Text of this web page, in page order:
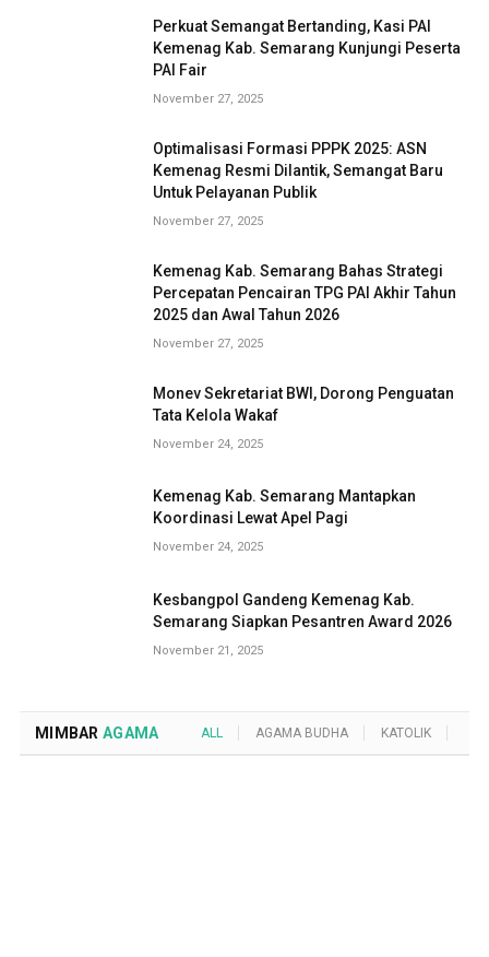
Perkuat Semangat Bertanding, Kasi PAI
Kemenag Kab. Semarang Kunjungi Peserta
PAI Fair
November 27, 2025
Optimalisasi Formasi PPPK 2025: ASN
Kemenag Resmi Dilantik, Semangat Baru
Untuk Pelayanan Publik
November 27, 2025
Kemenag Kab. Semarang Bahas Strategi
Percepatan Pencairan TPG PAI Akhir Tahun
2025 dan Awal Tahun 2026
November 27, 2025
Monev Sekretariat BWI, Dorong Penguatan
Tata Kelola Wakaf
November 24, 2025
Kemenag Kab. Semarang Mantapkan
Koordinasi Lewat Apel Pagi
November 24, 2025
Kesbangpol Gandeng Kemenag Kab.
Semarang Siapkan Pesantren Award 2026
November 21, 2025
MIMBAR AGAMA ALL AGAMA BUDHA KATOLIK